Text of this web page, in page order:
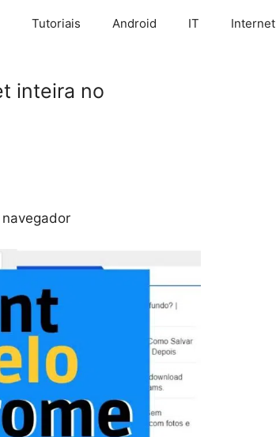
Tutoriais Android IT Internet
inteira no